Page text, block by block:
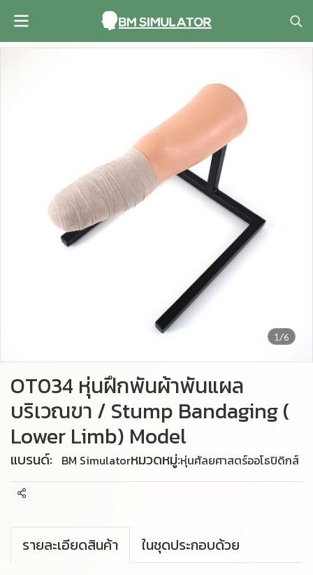
1/6
OT034 หุ่นฝึกพันผ้าพันแผล
บริเวณขา / Stump Bandaging (
Lower Limb) Model
แบรนด์: BM Simulatorหมวดหมู่:หุ่นศัลยศาสตร์ออโธปิดิกส์
แชร์
รายละเอียดสินค้า ในชุดประกอบด้วย